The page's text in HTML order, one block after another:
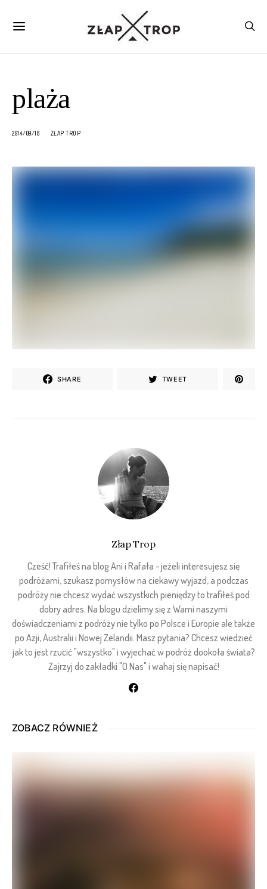
plaża
2014/09/18 ZŁAP TROP
SHARE TWEET
Złap Trop
Cześć! Trafiłeś na blog Ani i Rafała - jeżeli interesujesz się
podróżami, szukasz pomysłów na ciekawy wyjazd, a podczas
podróży nie chcesz wydać wszystkich pieniędzy to trafiłeś pod
dobry adres. Na blogu dzielimy się z Wami naszymi
doświadczeniami z podróży nie tylko po Polsce i Europie ale także
po Azji, Australii i Nowej Zelandii. Masz pytania? Chcesz wiedzieć
jak to jest rzucić "wszystko" i wyjechać w podróż dookoła świata?
Zajrzyj do zakładki "O Nas" i wahaj się napisać!
ZOBACZ RÓWNIEŻ